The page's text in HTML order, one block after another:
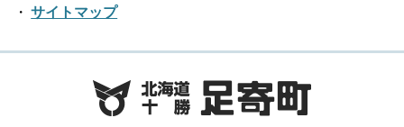
2021年01月
2019年02月
2019年01月
2018年05月
2018年04月
2018年03月
2017年06月
2017年05月
2017年04月
2016年05月
サイトマップ